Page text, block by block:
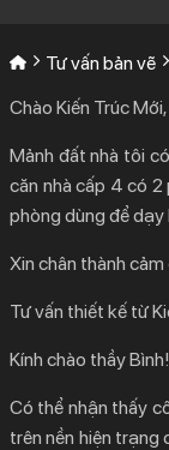
Tư vấn bản vẽ
Chào Kiến Trúc Mới,
Mảnh đất nhà tôi
căn nhà cấp 4 có 2
phòng dùng để dạy
Xin chân thành cảm
Tư vấn thiết kế từ
Kính chào thầy Bình!
Có thể nhận thấy
trên nền hiện trạng